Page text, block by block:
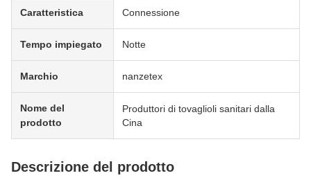
Caratteristica Connessione
Tempo impiegato Notte
Marchio nanzetex
Nome del
prodotto
Produttori di tovaglioli sanitari dalla
Cina
Descrizione del prodotto